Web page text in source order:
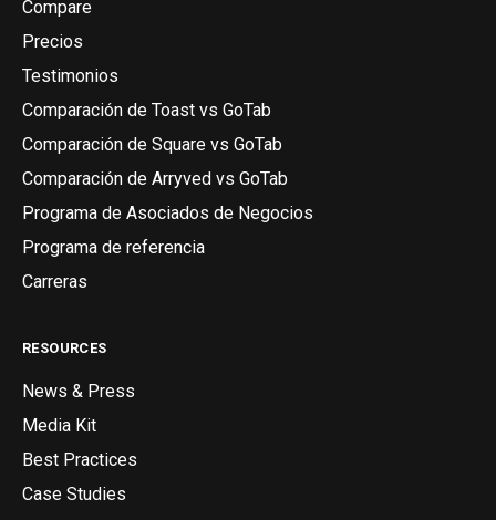
Compare
Precios
Testimonios
Comparación de Toast vs GoTab
Comparación de Square vs GoTab
Comparación de Arryved vs GoTab
Programa de Asociados de Negocios
Programa de referencia
Carreras
RESOURCES
News & Press
Media Kit
Best Practices
Case Studies